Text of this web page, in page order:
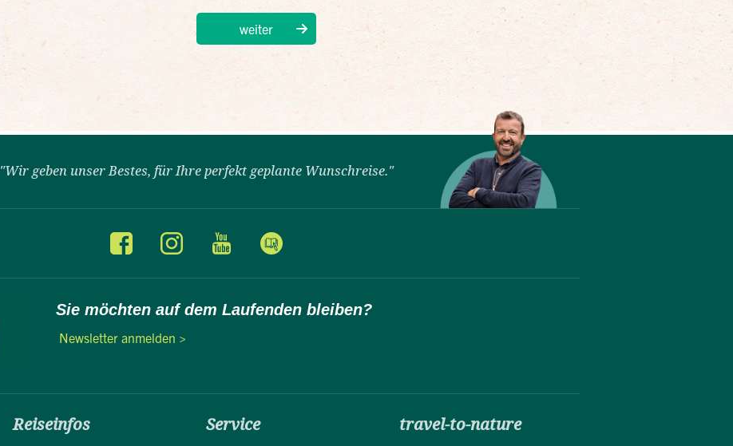
"Wir geben unser Bestes, für Ihre perfekt geplante Wunschreise."
Sie möchten auf dem Laufenden bleiben?
Newsletter anmelden >
Reiseinfos Service travel-to-nature